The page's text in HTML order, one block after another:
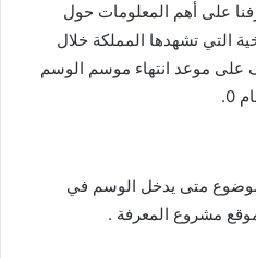
على أهم المعلومات حول
التي تشهدها المملكة خلال
على موعد انتهاء موسم الوسم
0.
متى يدخل الوسم في
مشروع المعرفة .